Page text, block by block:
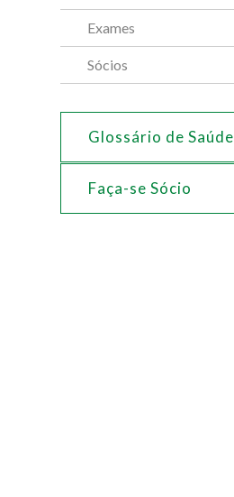
Exames
Sócios
Glossário de Saúde
Faça-se Sócio